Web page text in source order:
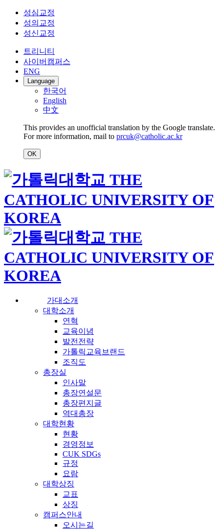
성심교정
성의교정
성신교정
트리니티
사이버캠퍼스
ENG
Language
한국어
English
中文
This provides an unofficial translation by the Google translate.
For more information, mail to prcuk@catholic.ac.kr
OK
가대소개
대학소개
연혁
교육이념
발전전략
가톨릭교육브랜드
조직도
총장실
인사말
총장연설문
총장편지글
역대총장
대학현황
현황
경영정보
CUK SDGs
규정
요람
대학상징
교표
상징
캠퍼스안내
오시는길